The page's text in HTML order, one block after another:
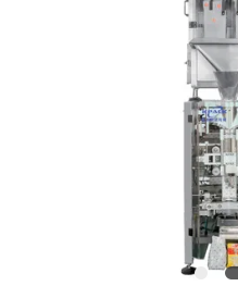
NEUIGKEITEN
RECHTSSACHEN